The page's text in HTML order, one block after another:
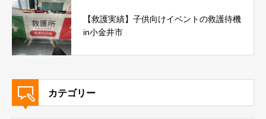
【救護実績】子供向けイベントの救護待機
in小金井市
カテゴリー